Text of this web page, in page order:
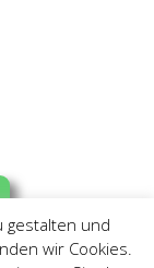
gestalten und
wir Cookies.